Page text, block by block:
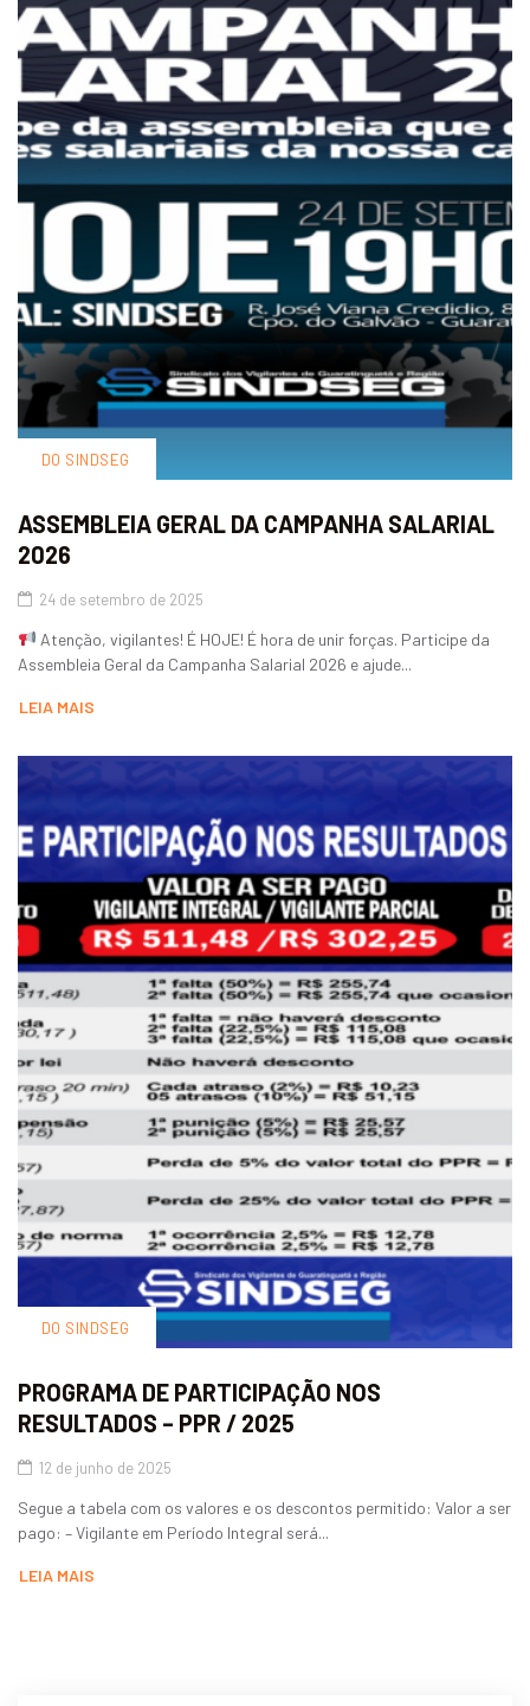
DO SINDSEG
ASSEMBLEIA GERAL DA CAMPANHA SALARIAL
2026
24 de setembro de 2025
Atenção, vigilantes! É HOJE! É hora de unir forças. Participe da
Assembleia Geral da Campanha Salarial 2026 e ajude...
LEIA MAIS
DO SINDSEG
PROGRAMA DE PARTICIPAÇÃO NOS
RESULTADOS – PPR / 2025
12 de junho de 2025
Segue a tabela com os valores e os descontos permitido: Valor a ser
pago: – Vigilante em Período Integral será...
LEIA MAIS